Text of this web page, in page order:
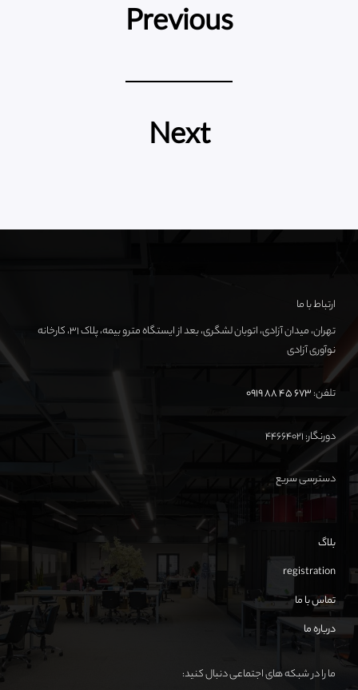
Previous
Next
ارتباط با ما
تهران، میدان آزادی، اتوبان لشگری، بعد از ایستگاه مترو بیمه، پلاک ۳۱، کارخانه
نوآوری آزادی
تلفن:673 45 88 0919
دورنگار: ۴۴۶۶۴۰۲۱
دسترسی سریع
بلاگ
registration
تماس با ما
درباره ما
ما را در شبکه های اجتماعی دنبال کنید: